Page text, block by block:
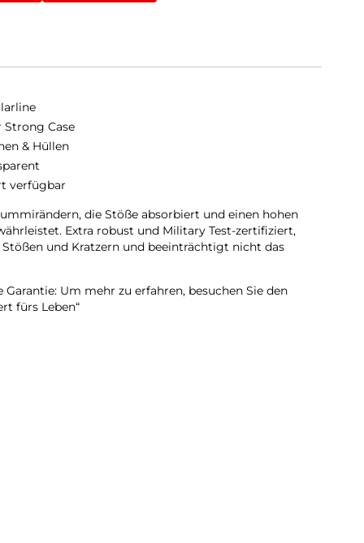
Strong Case
& Hüllen
verfügbar
die Stöße absorbiert und einen hohen
Extra robust und Military Test-zertifiziert,
und Kratzern und beeinträchtigt nicht das
Um mehr zu erfahren, besuchen Sie den
fürs Leben“